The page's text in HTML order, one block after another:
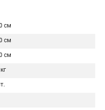
см
см
см